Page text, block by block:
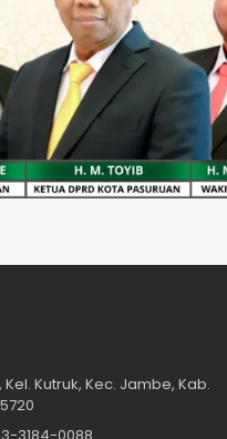
Kutruk, Kec. Jambe, Kab.